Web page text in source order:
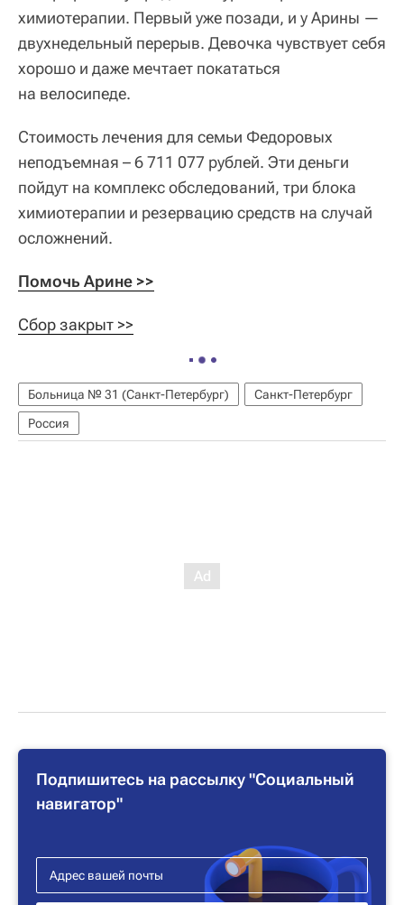
химиотерапии. Первый уже позади, и у Арины —
двухнедельный перерыв. Девочка чувствует себя
хорошо и даже мечтает покататься
на велосипеде.
Стоимость лечения для семьи Федоровых
неподъемная – 6 711 077 рублей. Эти деньги
пойдут на комплекс обследований, три блока
химиотерапии и резервацию средств на случай
осложнений.
Помочь Арине >>
Сбор закрыт >>
Больница № 31 (Санкт-Петербург)
Санкт-Петербург
Россия
Подпишитесь на рассылку "Социальный
навигатор"